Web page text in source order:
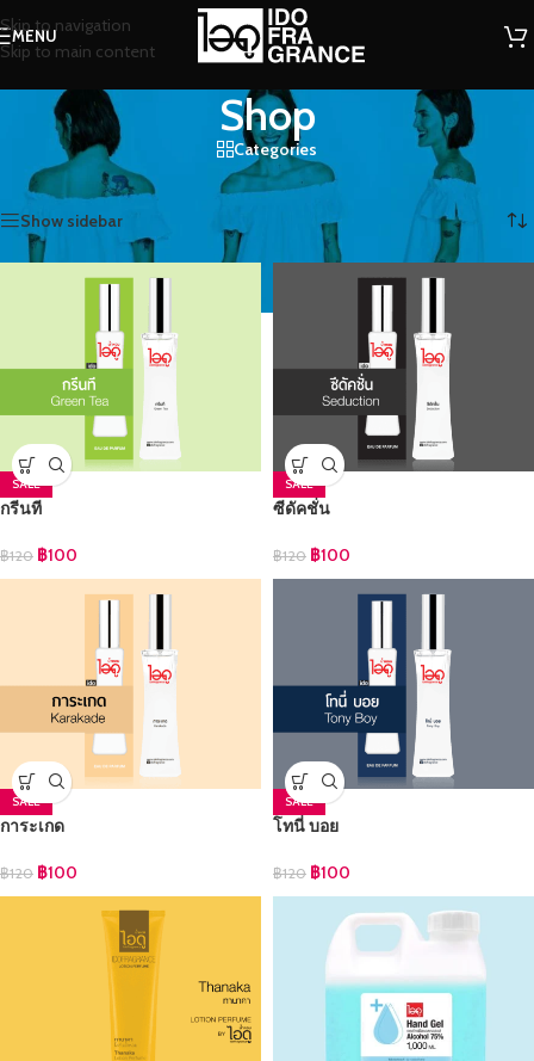
Skip to navigation
Skip to main content
MENU
Shop
Categories
หน้าหลัก/Shop/หน้า 11 Showing 121–132 of 176 results
Show sidebar
SALE
กรีนที
฿120 ฿100
SALE
ซีดัคชั่น
฿120 ฿100
SALE
การะเกด
฿120 ฿100
SALE
โทนี่ บอย
฿120 ฿100